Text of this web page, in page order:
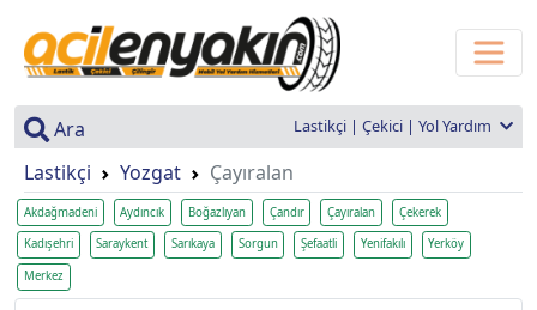
Ara Lastikçi | Çekici | Yol Yardım
Lastikçi Yozgat Çayıralan
Akdağmadeni Aydıncık Boğazlıyan Çandır Çayıralan Çekerek
Kadışehri Saraykent Sarıkaya Sorgun Şefaatli Yenifakılı Yerköy
Merkez